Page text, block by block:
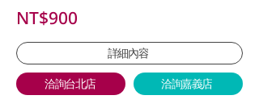
NT$900
詳細內容
洽詢台北店 洽詢嘉義店